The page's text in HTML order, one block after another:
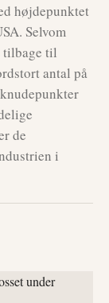
højdepunktet
Selvom
tilbage til
antal på
de
i